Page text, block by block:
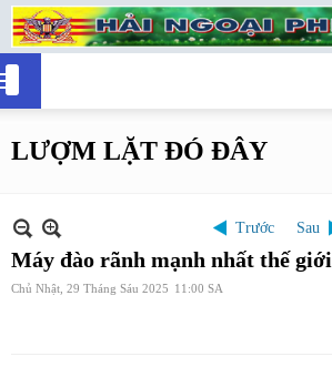
LƯỢM LẶT ĐÓ ĐÂY
Trước Sau
Máy đào rãnh mạnh nhất thế giới
Chủ Nhật, 29 Tháng Sáu 2025 11:00 SA